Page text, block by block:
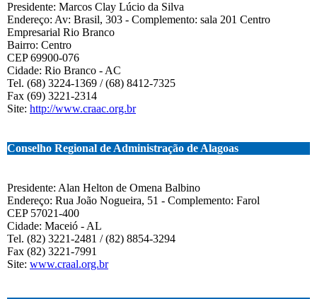
Presidente: Marcos Clay Lúcio da Silva
Endereço: Av: Brasil, 303 - Complemento: sala 201 Centro
Empresarial Rio Branco
Bairro: Centro
CEP 69900-076
Cidade: Rio Branco - AC
Tel. (68) 3224-1369 / (68) 8412-7325
Fax (69) 3221-2314
Site: http://www.craac.org.br
Conselho Regional de Administração de Alagoas
Presidente: Alan Helton de Omena Balbino
Endereço: Rua João Nogueira, 51 - Complemento: Farol
CEP 57021-400
Cidade: Maceió - AL
Tel. (82) 3221-2481 / (82) 8854-3294
Fax (82) 3221-7991
Site: www.craal.org.br